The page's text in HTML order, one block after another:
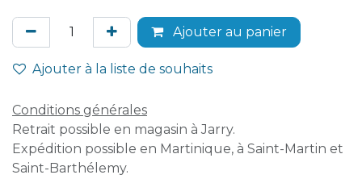
Ajouter au panier
Ajouter à la liste de souhaits
Conditions générales
Retrait possible en magasin à Jarry.
Expédition possible en Martinique, à Saint-Martin et
Saint-Barthélemy.